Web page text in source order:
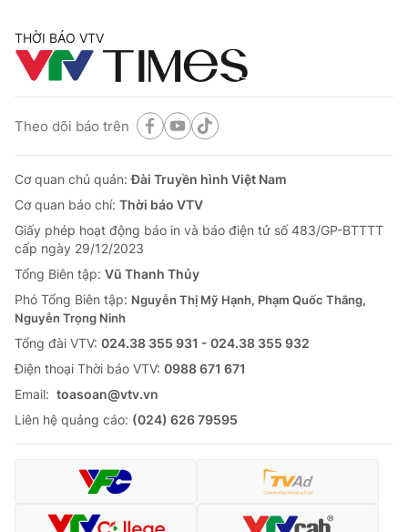
THỜI BÁO VTV
Theo dõi báo trên
Cơ quan chủ quản:Đài Truyền hình Việt Nam
Cơ quan báo chí: Thời báo VTV
Giấy phép hoạt động báo in và báo điện tử số 483/GP-BTTTT
cấp ngày 29/12/2023
Tổng Biên tập: Vũ Thanh Thủy
Phó Tổng Biên tập: Nguyễn Thị Mỹ Hạnh, Phạm Quốc Thắng,
Nguyễn Trọng Ninh
Tổng đài VTV: 024.38 355 931 - 024.38 355 932
Ðiện thoại Thời báo VTV: 0988 671 671
Email: toasoan@vtv.vn
Liên hệ quảng cáo: (024) 626 79595